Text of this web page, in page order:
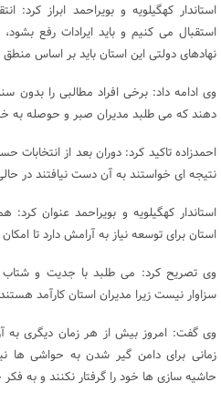
استاندار کهگیلویه و بویراحمد ابراز
استقبال می کنیم و باید ایرادات رفع بشود،
نهادهای دولتی این استان باید بر اساس
وی ادامه داد: برخی افراد مطالبی را
دهند که می طلبد مدیران صبر و حوصله به
احمدزاده تاکید کرد: دوران بعد از
نتیجه ای خواستند به آن دست نیافتند در
استاندار کهگیلویه و بویراحمد عنوان کرد:
استان برای توسعه نیاز به آرامش دارد تا
وی تصریح کرد: می طلبد با جدیت و شتاب
سزاوار نیست زیرا مدیران استان کارآمد
وی گفت: امروز بیش از هر زمان دیگری به
زمانی برای دامن گیر شدن به حواشی ها
حاشیه سازی ها خود را گرفتار نکنند و به